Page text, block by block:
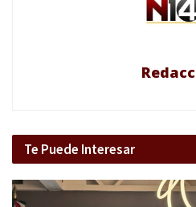
Te Puede Interesar